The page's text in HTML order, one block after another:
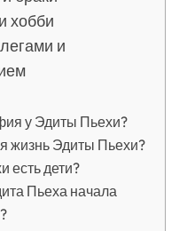
хобби
и
у Эдиты Пьехи?
жизнь Эдиты Пьехи?
есть дети?
Пьеха начала